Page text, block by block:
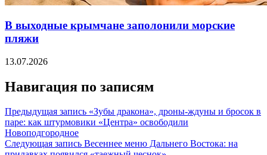
В выходные крымчане заполонили морские
пляжи
13.07.2026
Навигация по записям
Предыдущая запись «Зубы дракона», дроны-ждуны и бросок в
паре: как штурмовики «Центра» освободили
Новоподгородное
Следующая запись Весеннее меню Дальнего Востока: на